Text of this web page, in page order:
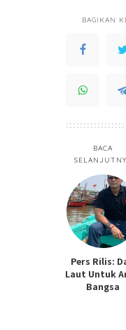
BAGIKAN
BACA
Pers Rilis:
Laut Untuk
Bangsa